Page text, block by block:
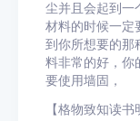
尘并且会起到一
材料的时候一定
到你所想要的那
料非常的好，你
要使用墙固，
【格物致知读书